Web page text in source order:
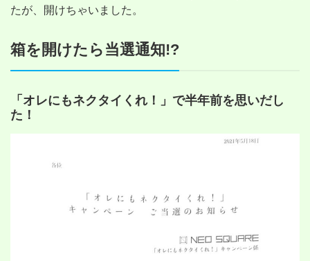
たが、開けちゃいました。
箱を開けたら当選通知!?
「オレにもネクタイくれ！」で半年前を思いだし
た！